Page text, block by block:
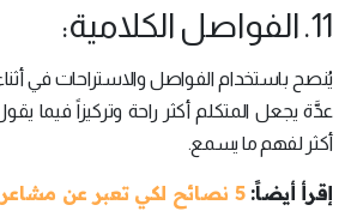
11. الفواصل الكلامية:
يُنصح باستخدام الفواصل والاستراحات في
عدَّة يجعل المتكلم أكثر راحة وتركيزاً فيما
أكثر لفهم ما يسمع.
إقرأ أيضاً:5 نصائح لكي تعبر عن مشاعرك بالطريقة الأمثل